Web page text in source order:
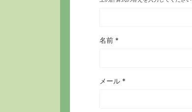
名前 *
メール *